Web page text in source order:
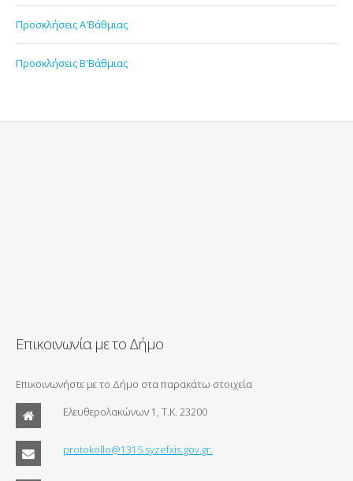
Προσκλήσεις Α'Βάθμιας
Προσκλήσεις Β'Βάθμιας
Επικοινωνία με το Δήμο
Επικοινωνήστε με το Δήμο στα παρακάτω στοιχεία
Ελευθερολακώνων 1, Τ.Κ. 23200
protokollo@1315.syzefxis.gov.gr.